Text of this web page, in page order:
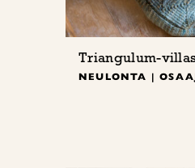
Triangulum-
NEULONTA |